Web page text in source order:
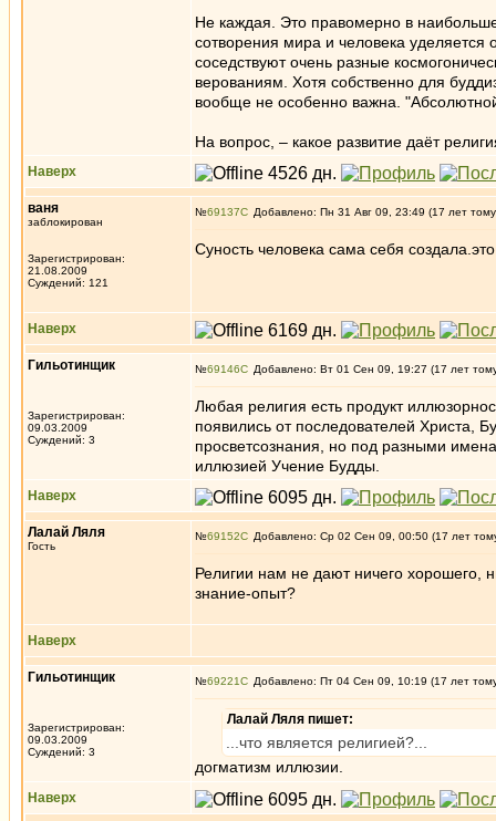
Не каждая. Это правомерно в
сотворения мира и человека
соседствуют очень разные
верованиям. Хотя собственно для
вообще не особенно важна.
На вопрос, – какое развитие даёт
Наверх
ваня
заблокирован
Зарегистрирован:
21.08.2009
Суждений: 121
№69137 Добавлено: Пн 31 Авг 09, 23:49 (17 лет
Суность человека сама себя
Наверх
Гильотинщик
Зарегистрирован:
09.03.2009
Суждений: 3
№69146 Добавлено: Вт 01 Сен 09, 19:27 (17 лет
Любая религия есть продукт
появились от последователей Христа,
просветсознания, но под разными
иллюзией Учение Будды.
Наверх
Лалай Ляля
Гость
№69152 Добавлено: Ср 02 Сен 09, 00:50 (17 лет
Религии нам не дают ничего хорошего,
знание-опыт?
Наверх
Гильотинщик
Зарегистрирован:
09.03.2009
Суждений: 3
№69221 Добавлено: Пт 04 Сен 09, 10:19 (17 лет
Лалай Ляля пишет:
...что является религией?...
догматизм иллюзии.
Наверх